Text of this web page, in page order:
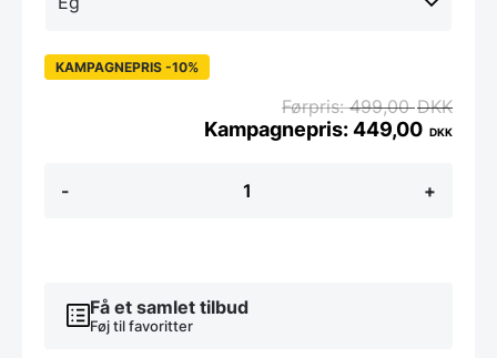
-
Vinreol
antal
+
KAMPAGNEPRIS -10%
499,00DKK
449,00 DKK
Få et samlet tilbud
Føj til favoritter